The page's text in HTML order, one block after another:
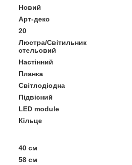
Новий
Арт-деко
20
Люстра/Світильник
стельовий
Настінний
Планка
Світлодіодна
Підвісний
LED module
Кільце
40 см
58 см